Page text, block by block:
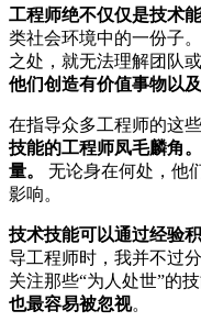
工程师绝不仅仅是技术
类社会环境中的一份子
之处，就无法理解团队
他们创造有价值事物以
在指导众多工程师的这
技能的工程师凤毛麟角
量。
无论身在何处，他
影响。
技术技能可以通过经验
导工程师时，我并不过
关注那些“为人处世”的
也最容易被忽视。